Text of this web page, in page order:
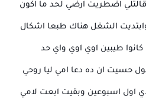
اضطريت ارضي لحد ما اكون
الشغل هناك طبعا اشكال
كانوا طيبين اوي اوي واي حد
حسيت ان ده دعا امي ليا روحي
اول اسبوعين وبقيت ابعت لامي